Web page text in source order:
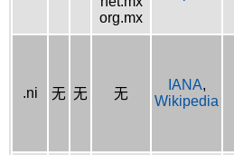
org.mx
.ni 无 无 无
IANA,
Wikipedia